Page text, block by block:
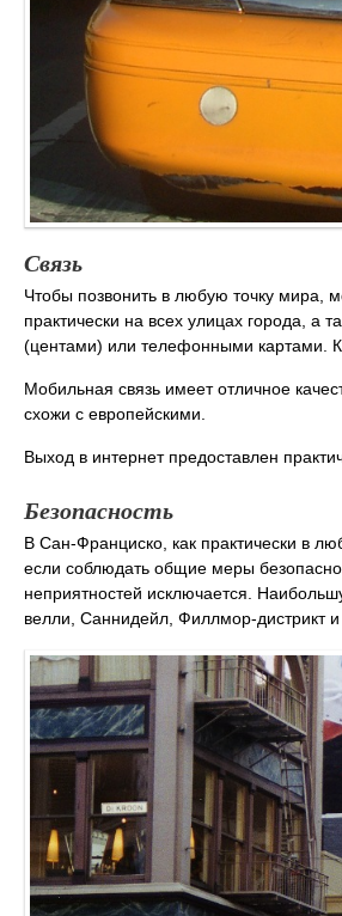
Связь
Чтобы позвонить в любую точку мира,
практически на всех улицах города, а
(центами) или телефонными картами.
Мобильная связь имеет отличное
схожи с европейскими.
Выход в интернет предоставлен
Безопасность
В Сан-Франциско, как практически в
если соблюдать общие меры
неприятностей исключается.
велли, Саннидейл, Филлмор-дистрикт